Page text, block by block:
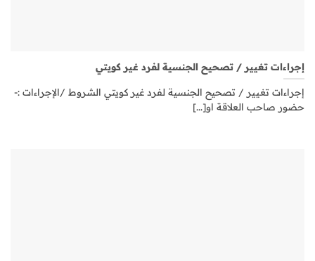
إجراءات تغيير / تصحيح الجنسية لفرد غير كويتي
إجراءات تغيير / تصحيح الجنسية لفرد غير كويتي الشروط /الإجراءات :-
حضور صاحب العلاقة او[...]